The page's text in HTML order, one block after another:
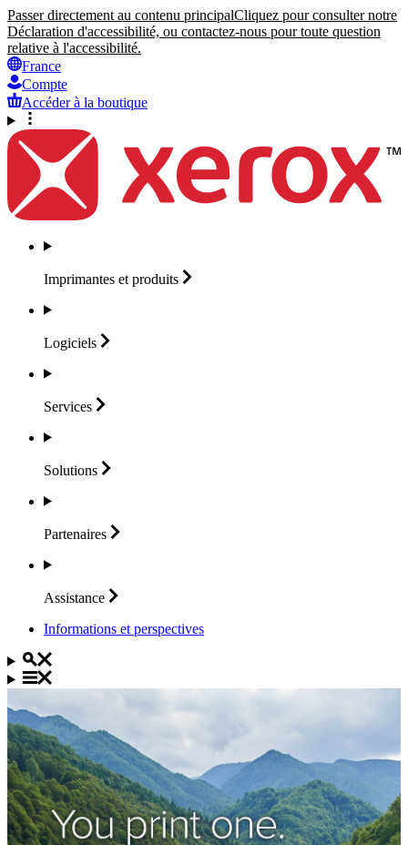
Passer directement au contenu principalCliquez pour consulter notre
Déclaration d'accessibilité, ou contactez-nous pour toute question
relative à l'accessibilité.
France
Compte
Accéder à la boutique
Imprimantes et produits
Logiciels
Services
Solutions
Partenaires
Assistance
Informations et perspectives